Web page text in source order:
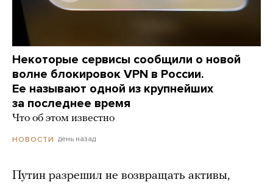
Некоторые сервисы сообщили о новой
волне блокировок VPN в России.
Ее называют одной из крупнейших
за последнее время
Что об этом известно
НОВОСТИ день назад
Путин разрешил не возвращать активы,